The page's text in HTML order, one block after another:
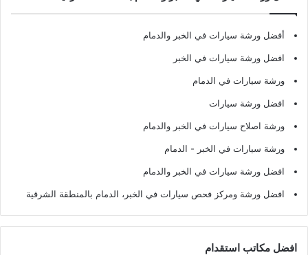
أفضل ورشة سيارات في الخبر والدمام
افضل ورشة سيارات في الخبر
ورشة سيارات في الدمام
افضل ورشة سيارات
ورشة اصلاح سيارات في الخبر والدمام
ورشة سيارات في الخبر - الدمام
افضل ورشة سيارات في الخبر والدمام
افضل ورشة ومركز فحص سيارات في الخبر، الدمام بالمنطقة الشرقية
افضل مكاتب استقدام